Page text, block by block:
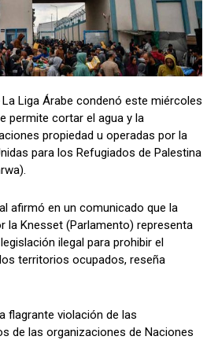
La Liga Árabe condenó este miércoles
permite cortar el agua y la
propiedad u operadas por la
para los Refugiados de Palestina
afirmó en un comunicado que la
la Knesset (Parlamento) representa
ilegal para prohibir el
territorios ocupados, reseña
flagrante violación de las
de las organizaciones de Naciones